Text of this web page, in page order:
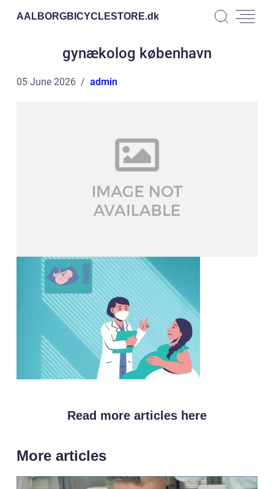
AALBORGBICYCLESTORE.dk
gynækolog københavn
05 June 2026 admin
Read more articles here
More articles